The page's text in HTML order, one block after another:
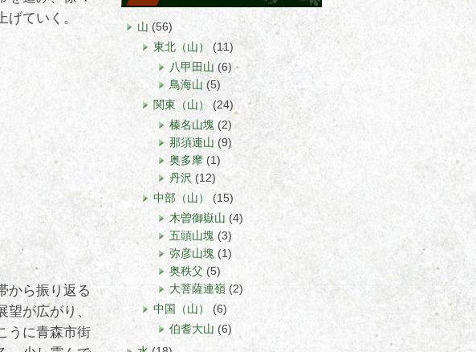
げていく。
から振り返る
望が広がり、
うに青森市街
山 (56)
東北（山）
(11)
八甲田山 (6)
鳥海山 (5)
関東（山）
(24)
榛名山塊(2)
那須連山 (9)
奥多摩 (1)
丹沢 (12)
中部（山）
(15)
木曽御嶽山 (4)
五頭山塊 (3)
弥彦山塊 (1)
奥秩父 (5)
大菩薩連嶺 (2)
中国（山）
(6)
伯耆大山 (6)